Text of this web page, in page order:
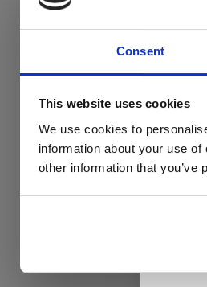
Consent
This website uses cookies
We use cookies to
information about your use
other information that you’ve
van